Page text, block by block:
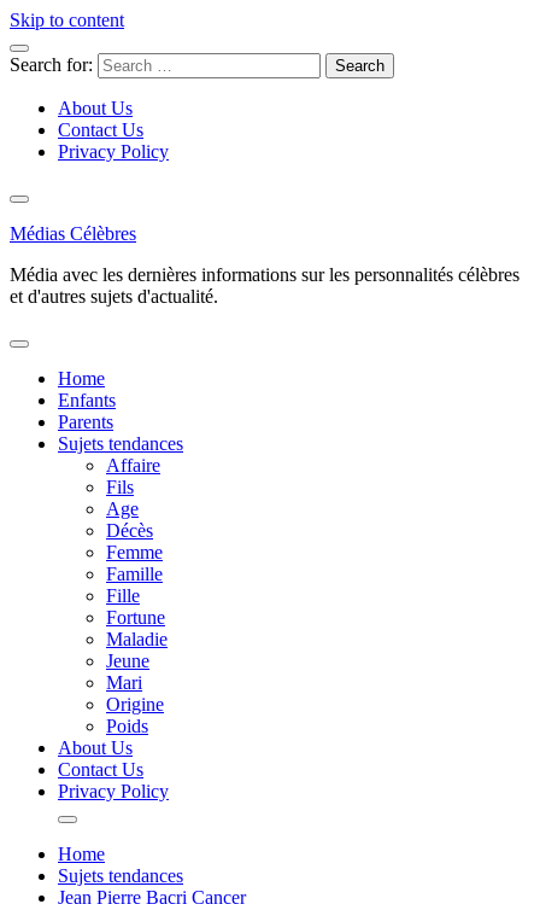
Skip to content
Search for:
About Us
Contact Us
Privacy Policy
Médias Célèbres
Média avec les dernières informations sur les personnalités célèbres
et d'autres sujets d'actualité.
Home
Enfants
Parents
Sujets tendances
Affaire
Fils
Age
Décès
Femme
Famille
Fille
Fortune
Maladie
Jeune
Mari
Origine
Poids
About Us
Contact Us
Privacy Policy
Home
Sujets tendances
Jean Pierre Bacri Cancer